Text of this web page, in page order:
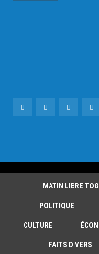
MATIN LIBRE
POLITIQUE
CULTURE
FAITS DIVERS